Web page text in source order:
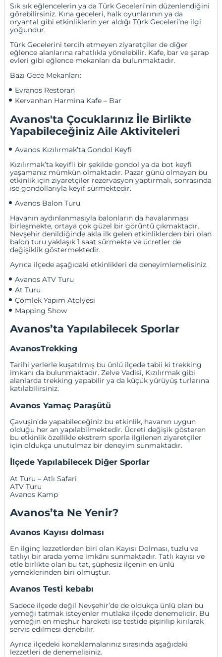
Sık sık eğlencelerin ya da Türk Geceleri’nin düzenlendiğini
görebilirsiniz. Kına geceleri, halk oyunlarının ya da
oryantal gibi etkinliklerin yer aldığı Türk Geceleri’ne ilgi
yoğundur.
Türk Gecelerini tercih etmeyen ziyaretçiler de diğer
eğlence alanlarına rahatlıkla yönelebilir. Kafe, bar ve şarap
evleri gibi eğlence mekanları da bulunmaktadır.
Bazı Gece Mekanları:
Evranos Restoran
Kervanhan Harmina Kafe – Bar
Avanos'ta Çocuklarınız İle Birlikte
Yapabileceğiniz Aile Aktiviteleri
Avanos Kızılırmak’ta Gondol Keyfi
Kızılırmak’ta keyifli bir şekilde gondol ya da bot keyfi
yaşamanız mümkün olmaktadır. Pazar günü olmayan bu
etkinlik için ziyaretçiler rezervasyon yaptırmalı, sonrasında
ise gondollarıyla keyif sürmektedir.
Avanos Balon Turu
Havanın aydınlanmasıyla balonların da havalanması
birleşmekte, ortaya çok güzel bir görüntü çıkmaktadır.
Nevşehir denildiğinde akla ilk gelen etkinliklerden biri olan
balon turu yaklaşık 1 saat sürmekte ve ücretler de
değişiklik göstermektedir.
Ayrıca ilçede aşağıdaki etkinlikleri de deneyimlemelisiniz.
Avanos ATV Turu
At Turu
Çömlek Yapım Atölyesi
Mapping Show
Avanos’ta Yapılabilecek Sporlar
AvanosTrekking
Tarihi yerlerle kuşatılmış bu ünlü ilçede tabii ki trekking
imkanı da bulunmaktadır. Zelve Vadisi, Kızılırmak gibi
alanlarda trekking yapabilir ya da küçük yürüyüş turlarına
katılabilirsiniz.
Avanos Yamaç Paraşütü
Çavuşin’de yapabileceğiniz bu etkinlik, havanın uygun
olduğu her an yapılabilmektedir. Ücreti değişik gösteren
bu etkinlik özellikle ekstrem sporla ilgilenen ziyaretçiler
için oldukça unutulmaz bir deneyim sunmaktadır.
İlçede Yapılabilecek Diğer Sporlar
At Turu – Atlı Safari
ATV Turu
Avanos Kamp
Avanos’ta Ne Yenir?
Avanos Kayısı dolması
En ilginç lezzetlerden biri olan Kayısı Dolması, tuzlu ve
tatlıyı bir arada yeme imkânı sunmaktadır. Tatlı kayısı ve
etle birlikte olan bu tat, şüphesiz ilçenin en ünlü
yemeklerinden biri olmuştur.
Avanos Testi kebabı
Sadece ilçede değil Nevşehir’de de oldukça ünlü olan bu
yemeği tatmak isteyenler mutlaka ilçede denemelidir. Bu
yemeğin en meşhur hareketi ise testide pişirilip kırılarak
servis edilmesi denebilir.
Ayrıca ilçedeki konaklamalarınız sırasında aşağıdaki
lezzetleri de denemelisiniz.